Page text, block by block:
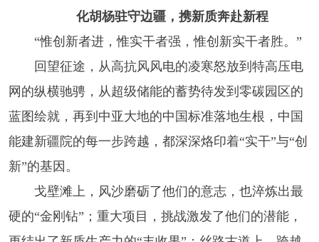
化胡杨驻守边疆，携新质奔赴新程
“惟创新者进，惟实干者强，惟创新实干者胜。”
回望征途，从高抗风风电的凌寒怒放到特高压电
网的纵横驰骋，从超级储能的蓄势待发到零碳园区的
蓝图绘就，再到中亚大地的中国标准落地生根，中国
能建新疆院的每一步跨越，都深深烙印着“实干”与“创
新”的基因。
戈壁滩上，风沙磨砺了他们的意志，也淬炼出最
硬的“金刚钻”；重大项目，挑战激发了他们的潜能，